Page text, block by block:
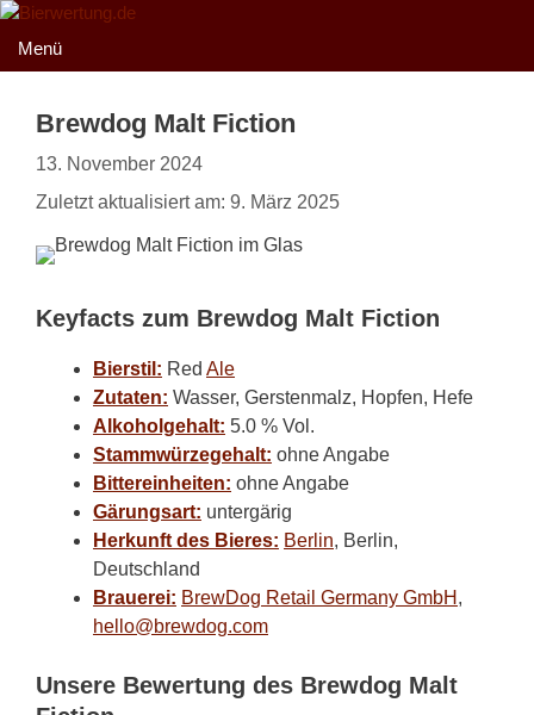
Zum
Inhalt
springen
Menü
Brewdog Malt Fiction
13. November 2024
Zuletzt aktualisiert am: 9. März 2025
Keyfacts zum Brewdog Malt Fiction
Bierstil: Red Ale
Zutaten: Wasser, Gerstenmalz, Hopfen, Hefe
Alkoholgehalt: 5.0 % Vol.
Stammwürzegehalt: ohne Angabe
Bittereinheiten: ohne Angabe
Gärungsart: untergärig
Herkunft des Bieres: Berlin, Berlin,
Deutschland
Brauerei: BrewDog Retail Germany GmbH ,
hello@brewdog.com
Unsere Bewertung des Brewdog Malt